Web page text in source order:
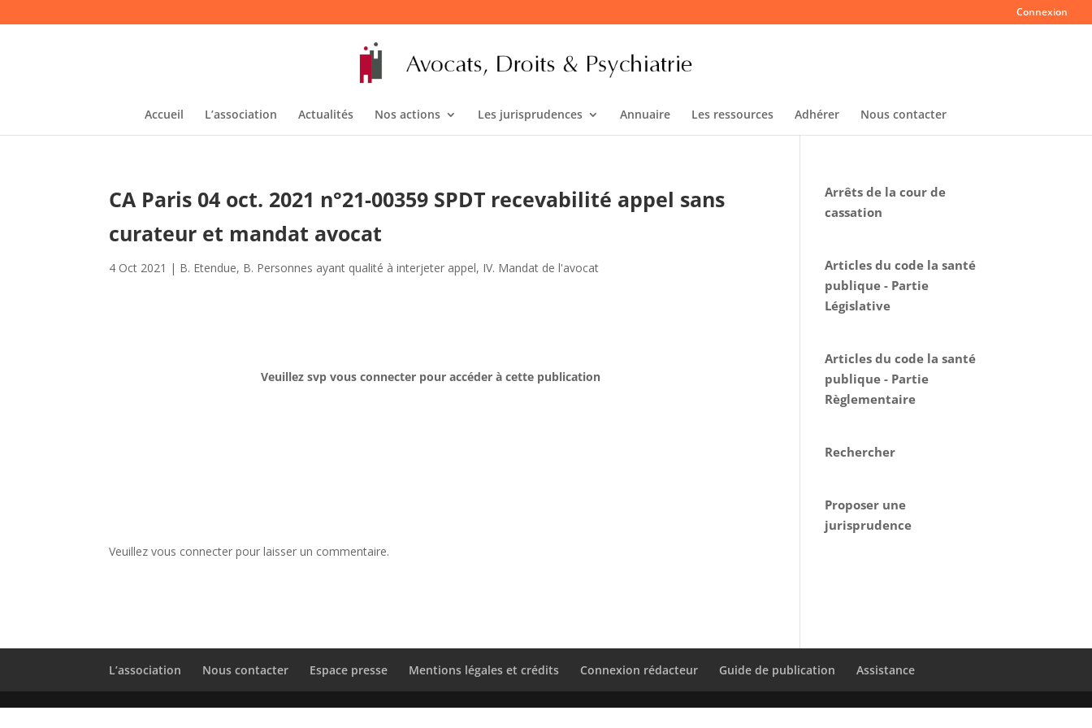
Connexion
Accueil L’association Actualités Nos actions Les jurisprudences Annuaire Les ressources Adhérer Nous contacter
CA Paris 04 oct. 2021 n°21-00359 SPDT recevabilité appel sans
curateur et mandat avocat
4 Oct 2021 | B. Etendue, B. Personnes ayant qualité à interjeter appel, IV. Mandat de l'avocat
Veuillez svp vous connecter pour accéder à cette publication
Veuillez vous connecter pour laisser un commentaire.
Arrêts de la cour de
cassation
Articles du code la santé
publique - Partie
Législative
Articles du code la santé
publique - Partie
Règlementaire
Rechercher
Proposer une
jurisprudence
L’association Nous contacter Espace presse Mentions légales et crédits Connexion rédacteur Guide de publication Assistance